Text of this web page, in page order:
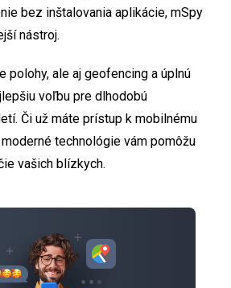
bez inštalovania aplikácie, mSpy
nástroj.
polohy, ale aj geofencing a úplnú
voľbu pre dlhodobú
Či už máte prístup k mobilnému
technológie vám pomôžu
vašich blízkych.